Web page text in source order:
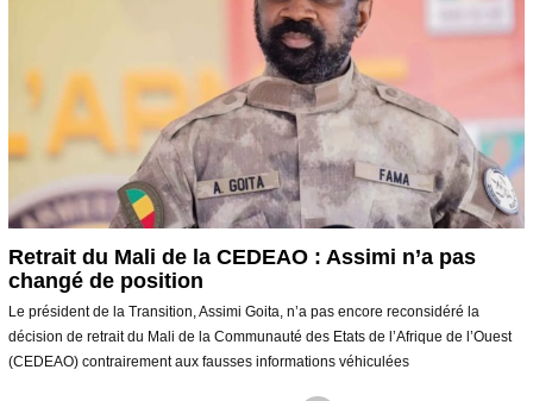
Retrait du Mali de la CEDEAO : Assimi n’a pas
changé de position
Le président de la Transition, Assimi Goita, n’a pas encore reconsidéré la
décision de retrait du Mali de la Communauté des Etats de l’Afrique de l’Ouest
(CEDEAO) contrairement aux fausses informations véhiculées